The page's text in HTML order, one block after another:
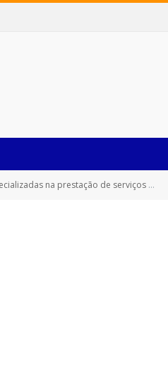
passeio, utilitários, coletivos e de carga com condutor)